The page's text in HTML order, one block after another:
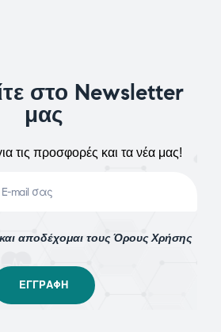
στο Newsletter
μας
τις προσφορές και τα νέα μας!
αποδέχομαι τους Όρους Χρήσης